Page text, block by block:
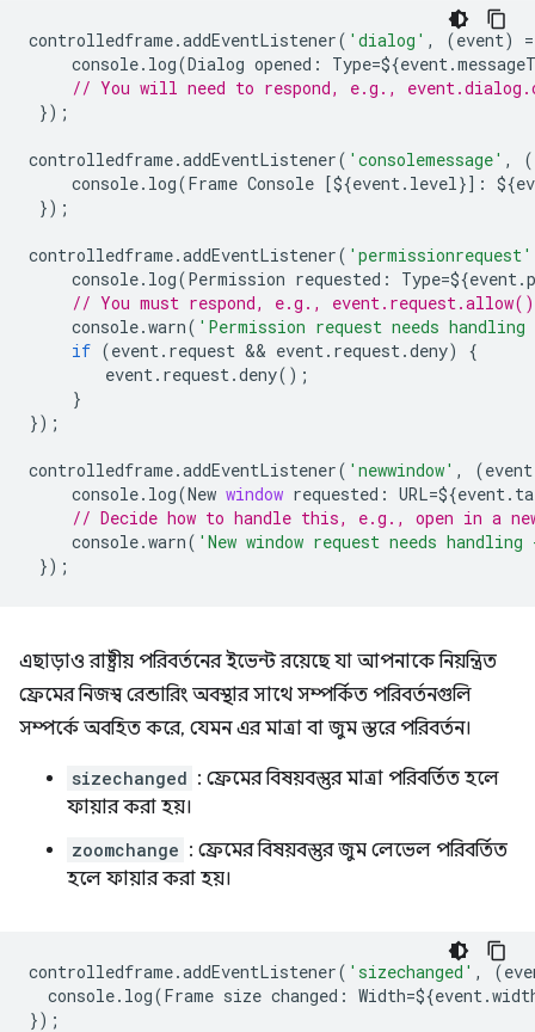
controlledframe.addEventListener( 'dialog' , (event) =
console. log(Dialog opened : Type=${event.
// You will need to respond, e.g.,
});
controlledframe.addEventListener( 'consolemessage' , (
console. log(Frame Console [${event. level}] : ${
});
controlledframe.addEventListener( 'permissionrequest'
console. log(Permission requested : Type=${event.
// You must respond, e.g.,
console.warn( 'Permission request needs
if (event. request && event. request.deny)
{
event. request.deny();
}
});
controlledframe.addEventListener( 'newwindow' , (event
console. log(New window requested : URL=${event.
// Decide how to handle this, e.g., open in a
console.warn( 'New window request needs
});
এছাড়াও রাষ্ট্রীয় পরিবর্তনের ইভেন্ট রয়েছে যা আপনাকে নিয়ন্ত্রিত
ফ্রেমের নিজস্ব রেন্ডারিং অবস্থার সাথে সম্পর্কিত পরিবর্তনগুলি
সম্পর্কে অবহিত করে, যেমন এর মাত্রা বা জুম স্তরে পরিবর্তন।
sizechanged : ফ্রেমের বিষয়বস্তুর মাত্রা পরিবর্তিত হলে
ফায়ার করা হয়।
zoomchange : ফ্রেমের বিষয়বস্তুর জুম লেভেল পরিবর্তিত
হলে ফায়ার করা হয়।
controlledframe.addEventListener( 'sizechanged' , (
console. log(Frame size changed : Width=${event.
});